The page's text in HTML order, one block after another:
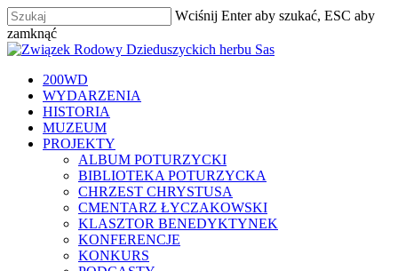
Skip
to
main
Wciśnij Enter aby szukać, ESC aby
zamknąć
Zamknij
szukaj
Menu
200WD
WYDARZENIA
HISTORIA
MUZEUM
PROJEKTY
ALBUM POTURZYCKI
BIBLIOTEKA POTURZYCKA
CHRZEST CHRYSTUSA
CMENTARZ ŁYCZAKOWSKI
KLASZTOR BENEDYKTYNEK
KONFERENCJE
KONKURS